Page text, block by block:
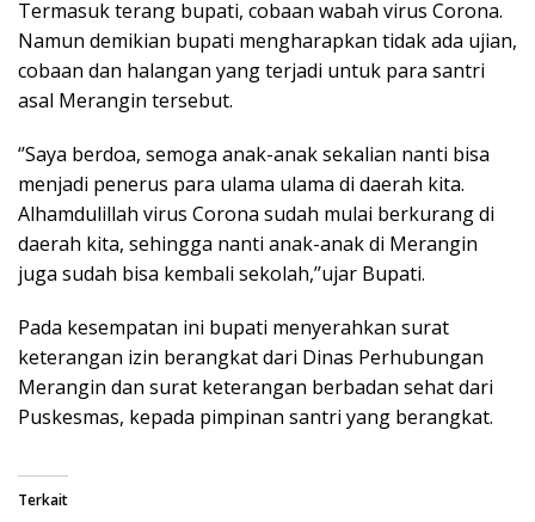
Termasuk terang bupati, cobaan wabah virus Corona.
Namun demikian bupati mengharapkan tidak ada ujian,
cobaan dan halangan yang terjadi untuk para santri
asal Merangin tersebut.
‘’Saya berdoa, semoga anak-anak sekalian nanti bisa
menjadi penerus para ulama ulama di daerah kita.
Alhamdulillah virus Corona sudah mulai berkurang di
daerah kita, sehingga nanti anak-anak di Merangin
juga sudah bisa kembali sekolah,’’ujar Bupati.
Pada kesempatan ini bupati menyerahkan surat
keterangan izin berangkat dari Dinas Perhubungan
Merangin dan surat keterangan berbadan sehat dari
Puskesmas, kepada pimpinan santri yang berangkat.
Terkait